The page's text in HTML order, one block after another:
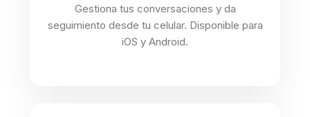
Gestiona tus conversaciones y da
seguimiento desde tu celular. Disponible para
iOS y Android.